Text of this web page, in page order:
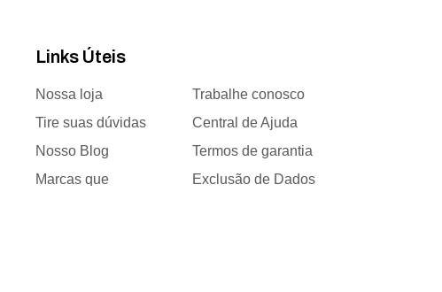
Links Úteis
Nossa loja
Trabalhe conosco
Tire suas dúvidas
Central de Ajuda
Nosso Blog
Termos de garantia
Marcas que
Exclusão de Dados